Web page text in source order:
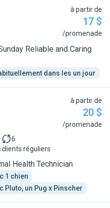
à partir de
17 $
/promenade
Reliable and Caring
dans les un jour
à partir de
20 $
/promenade
6
clients réguliers
Health Technician
1 chien
Pluto, un Pug x Pinscher